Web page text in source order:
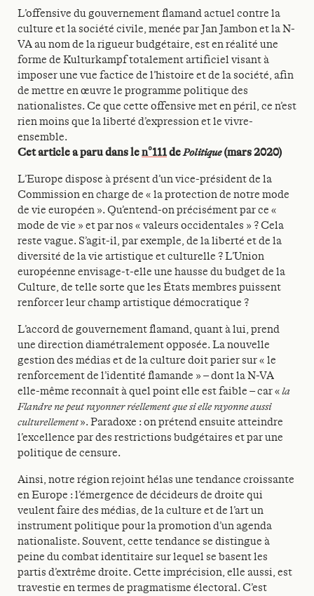
L’offensive du gouvernement flamand actuel contre la
culture et la société civile, menée par Jan Jambon et la N-
VA au nom de la rigueur budgétaire, est en réalité une
forme de Kulturkampf totalement artificiel visant à
imposer une vue factice de l’histoire et de la société, afin
de mettre en œuvre le programme politique des
nationalistes. Ce que cette offensive met en péril, ce n’est
rien moins que la liberté d’expression et le vivre-
ensemble.
Cet article a paru dans len°111dePolitique(mars 2020)
L’Europe dispose à présent d’un vice-président de la
Commission en charge de « la protection de notre mode
de vie européen ». Qu’entend-on précisément par ce «
mode de vie » et par nos « valeurs occidentales » ? Cela
reste vague. S’agit-il, par exemple, de la liberté et de la
diversité de la vie artistique et culturelle ? L’Union
européenne envisage-t-elle une hausse du budget de la
Culture, de telle sorte que les États membres puissent
renforcer leur champ artistique démocratique ?
L’accord de gouvernement flamand, quant à lui, prend
une direction diamétralement opposée. La nouvelle
gestion des médias et de la culture doit parier sur « le
renforcement de l’identité flamande » – dont la N-VA
elle-même reconnaît à quel point elle est faible – car «la
Flandre ne peut rayonner réellement que si elle rayonne aussi
culturellement». Paradoxe : on prétend ensuite atteindre
l’excellence par des restrictions budgétaires et par une
politique de censure.
Ainsi, notre région rejoint hélas une tendance croissante
en Europe : l’émergence de décideurs de droite qui
veulent faire des médias, de la culture et de l’art un
instrument politique pour la promotion d’un agenda
nationaliste. Souvent, cette tendance se distingue à
peine du combat identitaire sur lequel se basent les
partis d’extrême droite. Cette imprécision, elle aussi, est
travestie en termes de pragmatisme électoral. C’est